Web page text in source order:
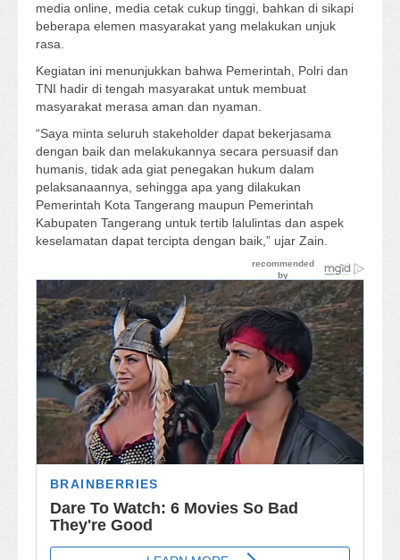
media online, media cetak cukup tinggi, bahkan di sikapi
beberapa elemen masyarakat yang melakukan unjuk
rasa.
Kegiatan ini menunjukkan bahwa Pemerintah, Polri dan
TNI hadir di tengah masyarakat untuk membuat
masyarakat merasa aman dan nyaman.
“Saya minta seluruh stakeholder dapat bekerjasama
dengan baik dan melakukannya secara persuasif dan
humanis, tidak ada giat penegakan hukum dalam
pelaksanaannya, sehingga apa yang dilakukan
Pemerintah Kota Tangerang maupun Pemerintah
Kabupaten Tangerang untuk tertib lalulintas dan aspek
keselamatan dapat tercipta dengan baik,” ujar Zain.